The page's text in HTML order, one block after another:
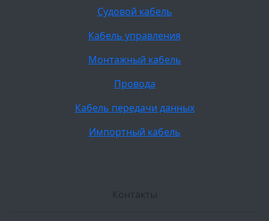
Судовой кабель
Кабель управления
Монтажный кабель
Провода
Кабель передачи данных
Импортный кабель
Контакты